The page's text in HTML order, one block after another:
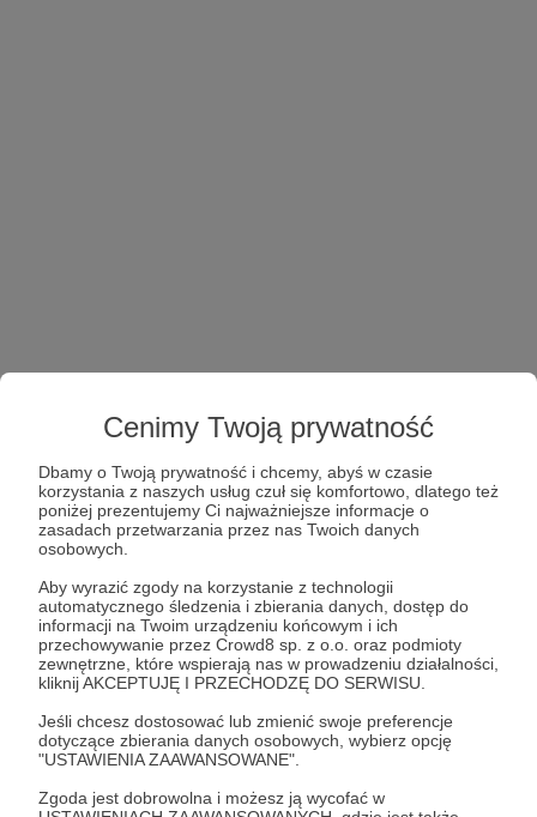
Cenimy Twoją prywatność
Dbamy o Twoją prywatność i chcemy, abyś w czasie
korzystania z naszych usług czuł się komfortowo, dlatego też
poniżej prezentujemy Ci najważniejsze informacje o
zasadach przetwarzania przez nas Twoich danych
osobowych.
Aby wyrazić zgody na korzystanie z technologii
automatycznego śledzenia i zbierania danych, dostęp do
informacji na Twoim urządzeniu końcowym i ich
przechowywanie przez Crowd8 sp. z o.o. oraz podmioty
zewnętrzne, które wspierają nas w prowadzeniu działalności,
kliknij AKCEPTUJĘ I PRZECHODZĘ DO SERWISU.
Jeśli chcesz dostosować lub zmienić swoje preferencje
dotyczące zbierania danych osobowych, wybierz opcję
"USTAWIENIA ZAAWANSOWANE".
Zgoda jest dobrowolna i możesz ją wycofać w